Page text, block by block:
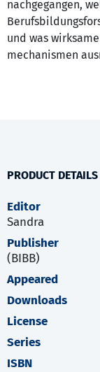
nachgegangen,
und was
mechanismen
PRODUCT DETAILS
Editor
Sandra
Publisher
(BIBB)
Appeared
Downloads
License
Series
ISBN